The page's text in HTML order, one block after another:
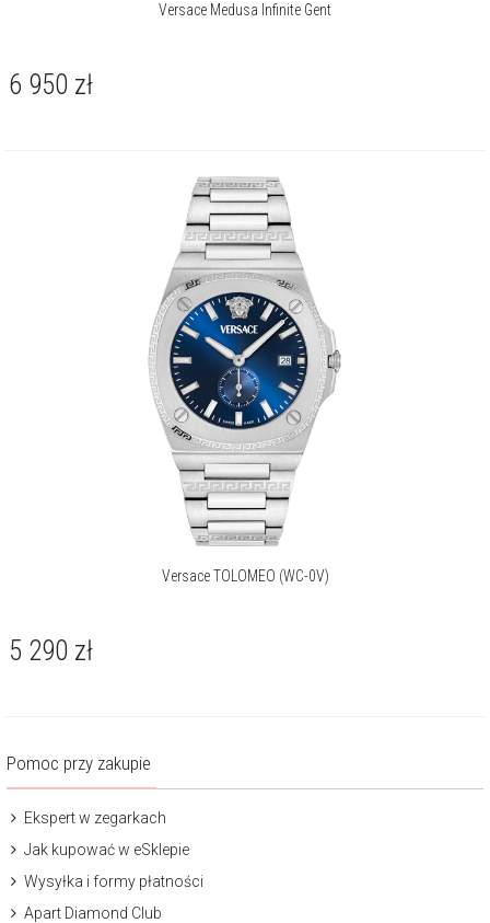
Versace Medusa Infinite Gent
6 950 zł
Versace TOLOMEO (WC-0V)
5 290 zł
Pomoc przy zakupie
Ekspert w zegarkach
Jak kupować w eSklepie
Wysyłka i formy płatności
Apart Diamond Club